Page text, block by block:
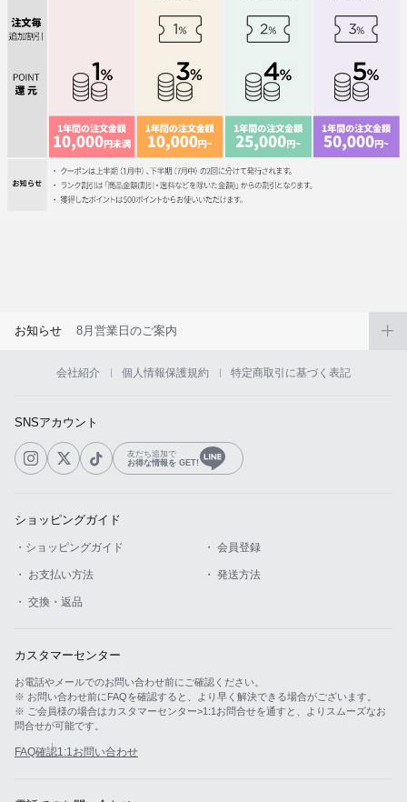
お知らせ 8月営業日のご案内
会社紹介 個人情報保護規約 特定商取引に基づく表記
SNSアカウント
友だち追加で
お得な情報を GET!
ショッピングガイド
・ショッピングガイド ・ 会員登録
・ お支払い方法 ・ 発送方法
・ 交換・返品
カスタマーセンター
お電話やメールでのお問い合わせ前にご確認ください。
※ お問い合わせ前にFAQを確認すると、より早く解決できる場合がございます。
※ ご会員様の場合はカスタマーセンター>1:1お問合せを通すと、よりスムーズなお
問合せが可能です。
FAQ確認1:1お問い合わせ